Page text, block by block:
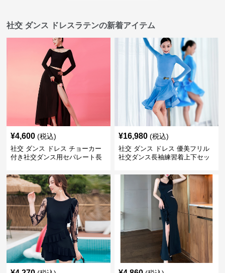
社交 ダンス ドレスラテンの新着アイテム
¥4,600 (税込)
社交 ダンス ドレス チョーカー
付き社交ダンス用セパレート長
¥16,980 (税込)
社交 ダンス ドレス 優美フリル
社交ダンス長袖練習着上下セッ